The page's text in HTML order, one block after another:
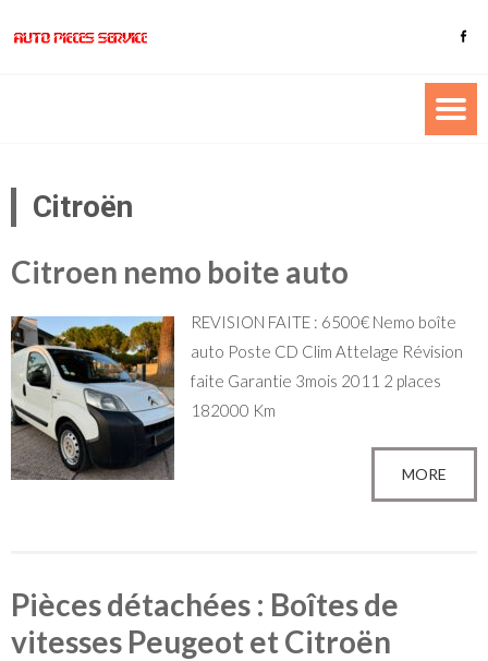
Citroën
Citroen nemo boite auto
REVISION FAITE : 6500€ Nemo boîte
auto Poste CD Clim Attelage Révision
faite Garantie 3mois 2011 2 places
182000 Km
MORE
Pièces détachées : Boîtes de
vitesses Peugeot et Citroën